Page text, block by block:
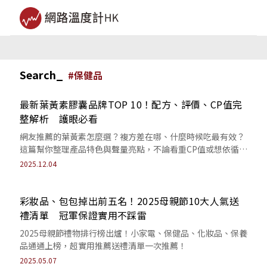
Search_ #保健品
最新葉黃素膠囊品牌TOP 10！配方、評價、CP值完
整解析 護眼必看
網友推薦的葉黃素怎麼選？複方差在哪、什麼時候吃最有效？
這篇幫你整理產品特色與聲量亮點，不論看重CP值或想依循醫
師建議，都能找到適合自己的護眼神隊友。
2025.12.04
彩妝品、包包掉出前五名！2025母親節10大人氣送
禮清單 冠軍保證實用不踩雷
2025母親節禮物排行榜出爐！小家電、保健品、化妝品、保養
品通通上榜，超實用推薦送禮清單一次推薦！
2025.05.07